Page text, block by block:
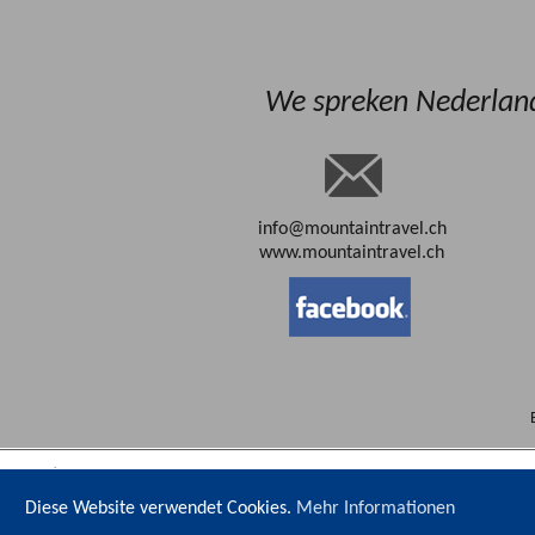
We spreken
info@mountaintravel.ch
www.mountaintravel.ch
Diese Website verwendet Cookies. Mehr Informationen